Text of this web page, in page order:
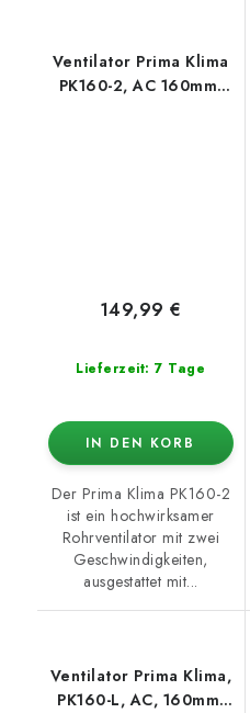
Ventilator Prima Klima
PK160-2, AC 160mm,
Lieferzeit: 7 Tage
149,99 €
IN DEN KORB
Der Prima Klima PK160-2
ist ein hochwirksamer
Rohrventilator mit zwei
Geschwindigkeiten,
ausgestattet mit...
Ventilator Prima Klima,
PK160-L, AC, 160mm,